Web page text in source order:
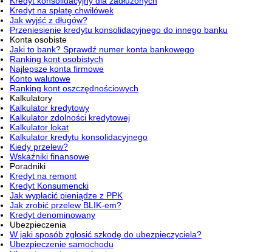
Kredyt na spłatę chwilówek
Jak wyjść z długów?
Przeniesienie kredytu konsolidacyjnego do innego banku
Konta osobiste
Jaki to bank? Sprawdź numer konta bankowego
Ranking kont osobistych
Najlepsze konta firmowe
Konto walutowe
Ranking kont oszczędnościowych
Kalkulatory
Kalkulator kredytowy
Kalkulator zdolności kredytowej
Kalkulator lokat
Kalkulator kredytu konsolidacyjnego
Kiedy przelew?
Wskaźniki finansowe
Poradniki
Kredyt na remont
Kredyt Konsumencki
Jak wypłacić pieniądze z PPK
Jak zrobić przelew BLIK-em?
Kredyt denominowany
Ubezpieczenia
W jaki sposób zgłosić szkodę do ubezpieczyciela?
Ubezpieczenie samochodu